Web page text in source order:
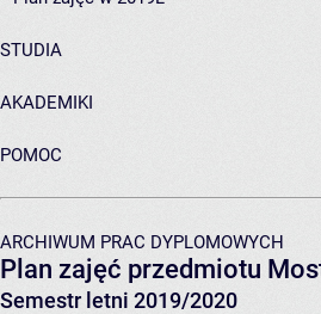
STUDIA
AKADEMIKI
POMOC
ARCHIWUM PRAC DYPLOMOWYCH
Plan zajęć przedmiotu
Semestr letni 2019/2020